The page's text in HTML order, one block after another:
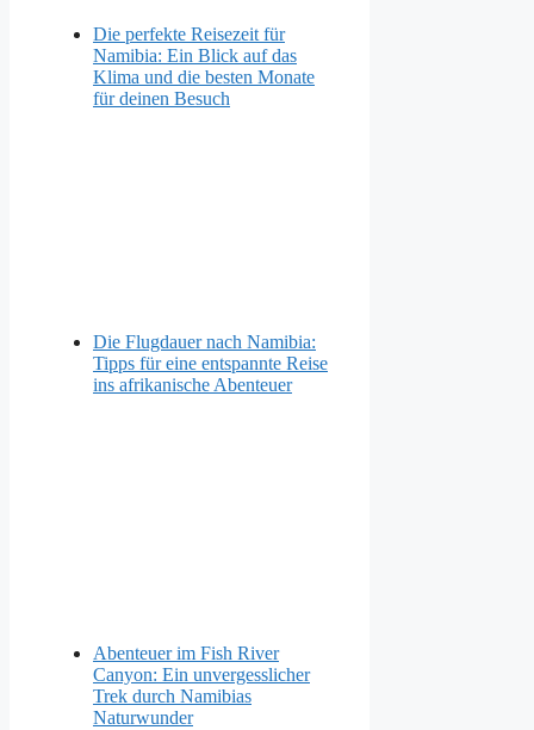
Die perfekte Reisezeit für
Namibia: Ein Blick auf das
Klima und die besten Monate
für deinen Besuch
Die Flugdauer nach Namibia:
Tipps für eine entspannte Reise
ins afrikanische Abenteuer
Abenteuer im Fish River
Canyon: Ein unvergesslicher
Trek durch Namibias
Naturwunder